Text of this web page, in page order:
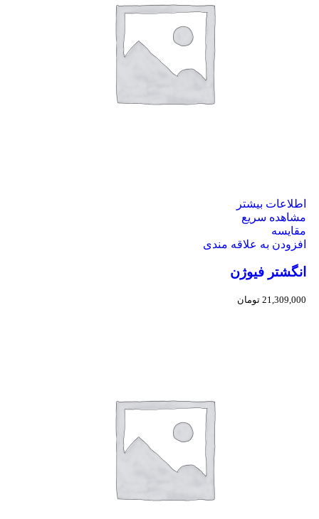
اطلاعات بیشتر
مشاهده سریع
مقایسه
افزودن به علاقه مندی
انگشتر فیوژن
21,309,000 تومان